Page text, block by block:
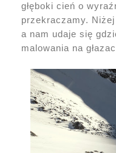
głęboki cień o
przekraczamy.
a nam udaje się
malowania na